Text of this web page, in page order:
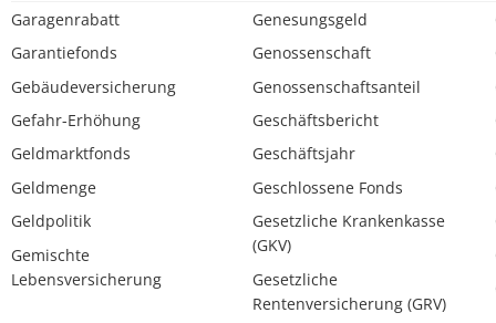
Garagenrabatt
Garantiefonds
Gebäudeversicherung
Gefahr-Erhöhung
Geldmarktfonds
Geldmenge
Geldpolitik
Gemischte
Lebensversicherung
Genesungsgeld
Genossenschaft
Genossenschaftsanteil
Geschäftsbericht
Geschäftsjahr
Geschlossene Fonds
Gesetzliche Krankenkasse
(GKV)
Gesetzliche
Rentenversicherung (GRV)